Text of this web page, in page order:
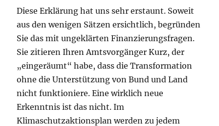
Diese Erklärung hat uns sehr erstaunt. Soweit
aus den wenigen Sätzen ersichtlich, begründen
Sie das mit ungeklärten Finanzierungsfragen.
Sie zitieren Ihren Amtsvorgänger Kurz, der
„eingeräumt“ habe, dass die Transformation
ohne die Unterstützung von Bund und Land
nicht funktioniere. Eine wirklich neue
Erkenntnis ist das nicht. Im
Klimaschutzaktionsplan werden zu jedem